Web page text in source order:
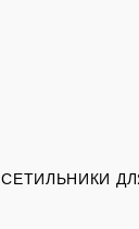
СЕТИЛЬНИКИ